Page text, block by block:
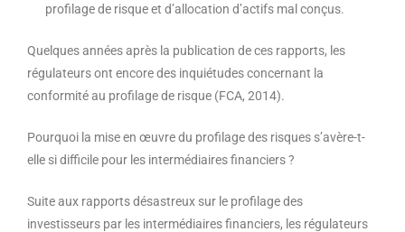
profilage de risque et d’allocation d’actifs mal conçus.
Quelques années après la publication de ces rapports, les
régulateurs ont encore des inquiétudes concernant la
conformité au profilage de risque (FCA, 2014).
Pourquoi la mise en œuvre du profilage des risques s’avère-t-
elle si difficile pour les intermédiaires financiers ?
Suite aux rapports désastreux sur le profilage des
investisseurs par les intermédiaires financiers, les régulateurs